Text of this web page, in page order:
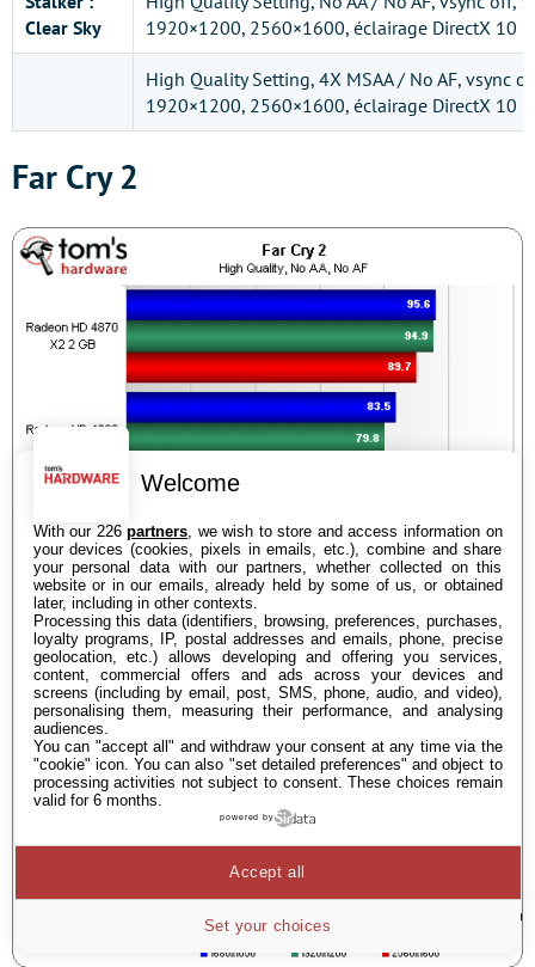
Clear Sky
1920×1200, 2560×1600, éclairage DirectX 10
High Quality Setting, 4X MSAA / No AF, vsync
1920×1200, 2560×1600, éclairage DirectX 10
Far Cry 2
Welcome
With our 226partners , we wish to store and access information on
your devices (cookies, pixels in emails, etc.), combine and share
your personal data with our partners, whether collected on this
website or in our emails, already held by some of us, or obtained
later, including in other contexts.
Processing this data (identifiers, browsing, preferences, purchases,
loyalty programs, IP, postal addresses and emails, phone, precise
geolocation, etc.) allows developing and offering you services,
content, commercial offers and ads across your devices and
screens (including by email, post, SMS, phone, audio, and video),
personalising them, measuring their performance, and analysing
audiences.
You can "accept all" and withdraw your consent at any time via the
"cookie" icon. You can also "set detailed preferences" and object to
processing activities not subject to consent. These choices remain
valid for 6 months.
powered by
Set your choices
Accept all